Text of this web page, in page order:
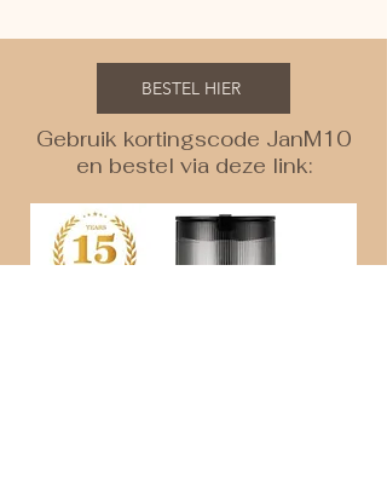
BESTEL HIER
Gebruik kortingscode JanM10
en bestel via deze link: